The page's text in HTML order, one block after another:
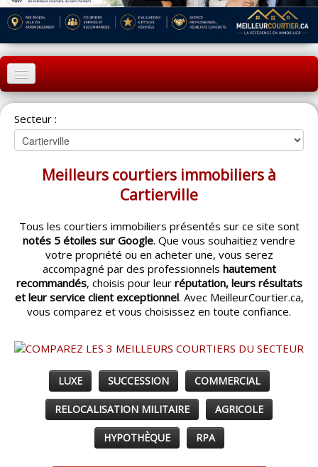
ACCUEIL
MONTRÉAL
QUÉBEC
LAVAL
CATÉGORIES▼
ACHETEUR / VENDEUR▼
ENTREPRENEURS▼
ESPACE COURTIER ▼
Secteur :
Meilleurs courtiers immobiliers à
Cartierville
Tous les courtiers immobiliers présentés sur ce site sont
notés 5 étoiles sur Google. Que vous souhaitiez vendre
votre propriété ou en acheter une, vous serez
accompagné par des professionnels hautement
recommandés, choisis pour leur réputation, leurs résultats
et leur service client exceptionnel. Avec MeilleurCourtier.ca,
vous comparez et vous choisissez en toute confiance.
LUXE SUCCESSION COMMERCIAL
RELOCALISATION MILITAIRE AGRICOLE
HYPOTHÈQUE RPA